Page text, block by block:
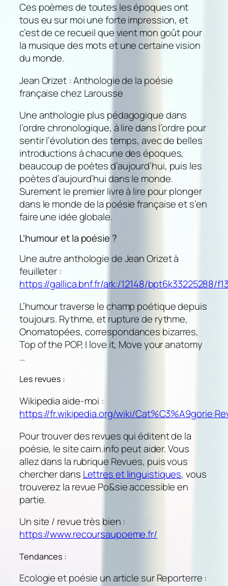
Ces poèmes de toutes les époques ont
tous eu sur moi une forte impression, et
c’est de ce recueil que vient mon goût pour
la musique des mots et une certaine vision
du monde.
Jean Orizet : Anthologie de la poésie
française chez Larousse
Une anthologie plus pédagogique dans
l’ordre chronologique, à lire dans l’ordre pour
sentir l’évolution des temps, avec de belles
introductions à chacune des époques,
beaucoup de poètes d’aujourd’hui, puis les
poètes d’aujourd’hui dans le monde.
Surement le premier livre à lire pour plonger
dans le monde de la poésie française et s’en
faire une idée globale.
L’humour et la poésie ?
Une autre anthologie de Jean Orizet à
feuilleter :
https://gallica.bnf.fr/ark:/12148/bpt6k33225288/
L’humour traverse le champ poétique depuis
toujours. Rythme, et rupture de rythme,
Onomatopées, correspondances bizarres,
Top of the POP, I love it, Move your anatomy
…
Les revues :
Wikipedia aide-moi :
https://fr.wikipedia.org/wiki/
Pour trouver des revues qui éditent de la
poésie, le site cairn.info peut aider. Vous
allez dans la rubrique Revues, puis vous
chercher dans Lettres et linguistiques, vous
trouverez la revue Po&sie accessible en
partie.
Un site / revue très bien :
https://www.recoursaupoeme.fr/
Tendances :
Ecologie et poésie un article sur Reporterre :